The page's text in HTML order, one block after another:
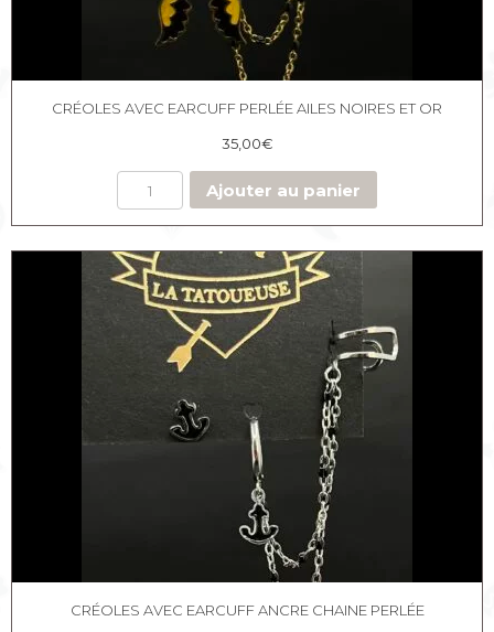
CRÉOLES AVEC EARCUFF PERLÉE AILES NOIRES ET OR
35,00€
Ajouter au panier
CRÉOLES AVEC EARCUFF ANCRE CHAINE PERLÉE